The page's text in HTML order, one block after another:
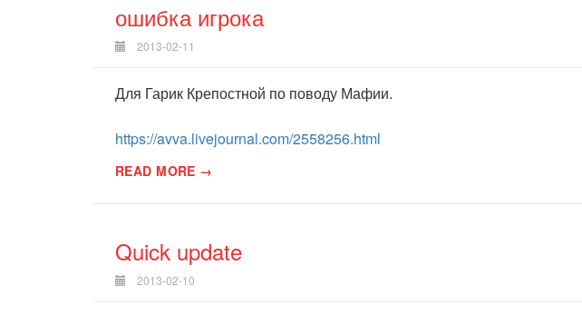
ошибка игрока
2013-02-11
Для Гарик Крепостной по поводу Мафии.
https://avva.livejournal.com/2558256.html
READ MORE →
Quick update
2013-02-10